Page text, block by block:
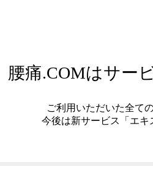
腰痛.COMはサー
ご利用いただいた全て
今後は新サービス「エ